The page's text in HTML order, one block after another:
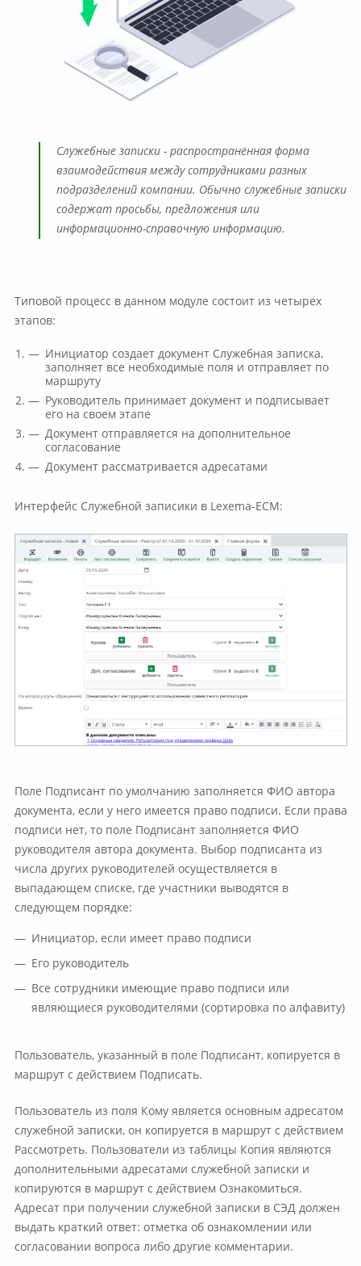
Служебные записки - распространённая форма
взаимодействия между сотрудниками разных
подразделений компании. Обычно служебные записки
содержат просьбы, предложения или
информационно-справочную информацию.
Типовой процесс в данном модуле состоит из четырех
этапов:
Инициатор создает документ Служебная записка,
заполняет все необходимые поля и отправляет по
маршруту
Руководитель принимает документ и подписывает
его на своем этапе
Документ отправляется на дополнительное
согласование
Документ рассматривается адресатами
Интерфейс Служебной записики в Lexema-ECM:
Поле Подписант по умолчанию заполняется ФИО автора
документа, если у него имеется право подписи. Если права
подписи нет, то поле Подписант заполняется ФИО
руководителя автора документа. Выбор подписанта из
числа других руководителей осуществляется в
выпадающем списке, где участники выводятся в
следующем порядке:
Инициатор, если имеет право подписи
Его руководитель
Все сотрудники имеющие право подписи или
являющиеся руководителями (сортировка по алфавиту)
Пользователь, указанный в поле Подписант, копируется в
маршрут с действием Подписать.
Пользователь из поля Кому является основным адресатом
служебной записки, он копируется в маршрут с действием
Рассмотреть. Пользователи из таблицы Копия являются
дополнительными адресатами служебной записки и
копируются в маршрут с действием Ознакомиться.
Адресат при получении служебной записки в СЭД должен
выдать краткий ответ: отметка об ознакомлении или
согласовании вопроса либо другие комментарии.